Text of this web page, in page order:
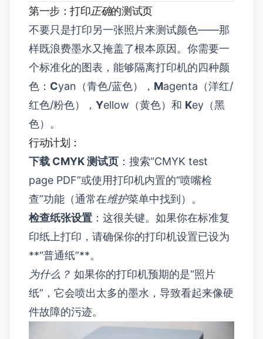
第一步：打印正确的测试页
不要只是打印另一张照片来测试颜色——那
样既浪费墨水又掩盖了根本原因。你需要一
个标准化的图表，能够隔离打印机的四种颜
色： Cyan（青色/蓝色）， Magenta（洋红/
红色/粉色）， Yellow（黄色）和 Key（黑
色）。
行动计划：
下载 CMYK 测试页 ：搜索“CMYK test
page PDF”或使用打印机内置的“喷嘴检
查”功能（通常在维护菜单中找到）。
检查纸张设置 ：这很关键。如果你在标准复
印纸上打印，请确保你的打印机设置已设为
**“普通纸”**。
为什么？ 如果你的打印机预期的是“照片
纸”，它会喷出太多的墨水，导致看起来像硬
件故障的污迹。